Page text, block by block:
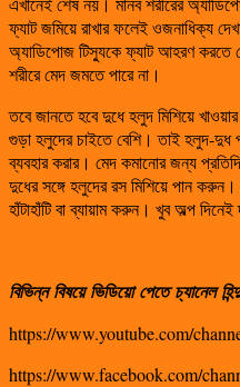
ফ্যাট জমিয়ে রাখার ফলেই ওজনাধিক্য
অ্যাডিপোজ টিস্যুকে ফ্যাট আহরণ করতে
শরীরে মেদ জমতে পারে না।
তবে জানতে হবে দুধে হলুদ মিশিয়ে
গুড়া হলুদের চাইতে বেশি। তাই হলুদ-দুধ
ব্যবহার করার। মেদ কমানোর জন্য
দুধের সঙ্গে হলুদের রস মিশিয়ে পান করুন।
হাঁটাহাঁটি বা ব্যায়াম করুন। খুব অল্প
বিভিন্ন বিষয়ে ভিডিয়ো পেতে চ্যানেল
https://www.youtube.com/
https://www.facebook.com/